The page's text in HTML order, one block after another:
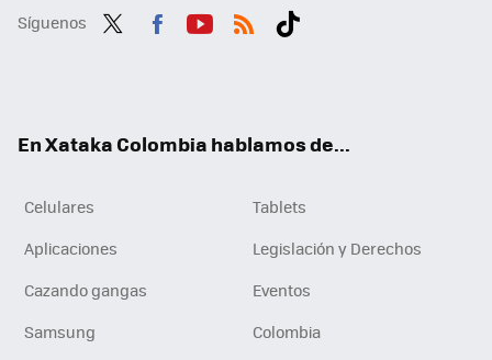
Síguenos
En Xataka Colombia hablamos de...
Celulares
Tablets
Aplicaciones
Legislación y Derechos
Cazando gangas
Eventos
Samsung
Colombia